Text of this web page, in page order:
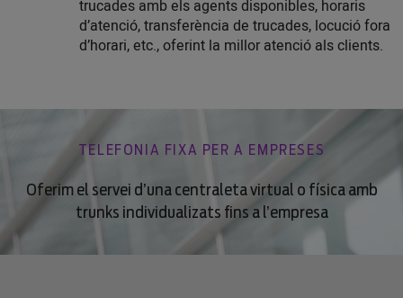
trucades amb els agents disponibles, horaris
d’atenció, transferència de trucades, locució fora
d’horari, etc., oferint la millor atenció als clients.
TELEFONIA FIXA PER A EMPRESES
Oferim el servei d’una centraleta virtual o física amb
trunks individualizats fins a l’empresa